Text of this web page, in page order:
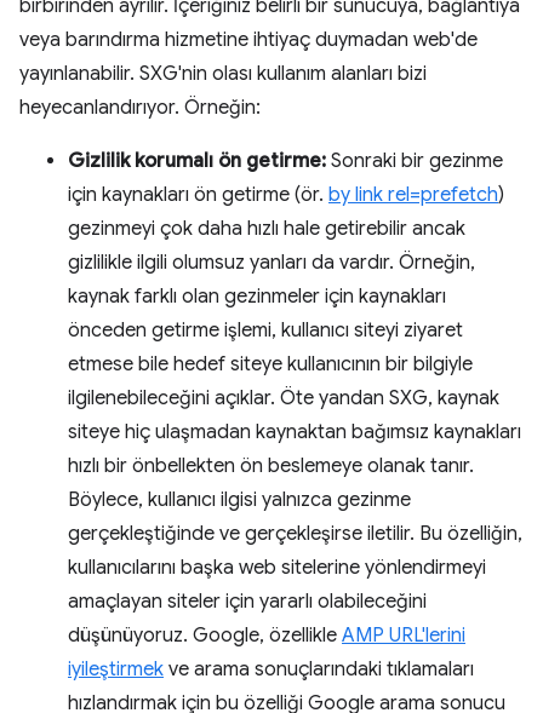
birbirinden ayrılır. İçeriğiniz belirli bir sunucuya, bağlantıya
veya barındırma hizmetine ihtiyaç duymadan web'de
yayınlanabilir. SXG'nin olası kullanım alanları bizi
heyecanlandırıyor. Örneğin:
Gizlilik korumalı ön getirme: Sonraki bir gezinme
için kaynakları ön getirme (ör. by link rel=prefetch)
gezinmeyi çok daha hızlı hale getirebilir ancak
gizlilikle ilgili olumsuz yanları da vardır. Örneğin,
kaynak farklı olan gezinmeler için kaynakları
önceden getirme işlemi, kullanıcı siteyi ziyaret
etmese bile hedef siteye kullanıcının bir bilgiyle
ilgilenebileceğini açıklar. Öte yandan SXG, kaynak
siteye hiç ulaşmadan kaynaktan bağımsız kaynakları
hızlı bir önbellekten ön beslemeye olanak tanır.
Böylece, kullanıcı ilgisi yalnızca gezinme
gerçekleştiğinde ve gerçekleşirse iletilir. Bu özelliğin,
kullanıcılarını başka web sitelerine yönlendirmeyi
amaçlayan siteler için yararlı olabileceğini
düşünüyoruz. Google, özellikle AMP URL'lerini
iyileştirmek ve arama sonuçlarındaki tıklamaları
hızlandırmak için bu özelliği Google arama sonucu